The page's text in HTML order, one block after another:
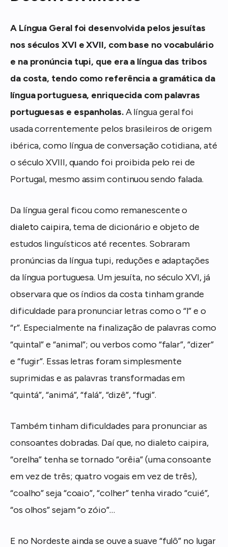
A Língua Geral foi desenvolvida pelos jesuítas
nos séculos XVI e XVII, com base no vocabulário
e na pronúncia tupi, que era a língua das tribos
da costa, tendo como referência a gramática da
língua portuguesa, enriquecida com palavras
portuguesas e espanholas.A língua geral foi
usada correntemente pelos brasileiros de origem
ibérica, como língua de conversação cotidiana, até
o século XVIII, quando foi proibida pelo rei de
Portugal, mesmo assim continuou sendo falada.
Da língua geral ficou como remanescente o
dialeto caipira, tema de dicionário e objeto de
estudos linguísticos até recentes. Sobraram
pronúncias da língua tupi, reduções e adaptações
da língua portuguesa. Um jesuíta, no século XVI, já
observara que os índios da costa tinham grande
dificuldade para pronunciar letras como o “l” e o
“r”. Especialmente na finalização de palavras como
“quintal” e “animal”; ou verbos como “falar”, “dizer”
e “fugir”. Essas letras foram simplesmente
suprimidas e as palavras transformadas em
“quintá”, “animá”, “falá”, “dizê”, “fugi”.
Também tinham dificuldades para pronunciar as
consoantes dobradas. Daí que, no dialeto caipira,
“orelha” tenha se tornado “orêia” (uma consoante
em vez de três; quatro vogais em vez de três),
“coalho” seja “coaio”, “colher” tenha virado “cuié”,
“os olhos” sejam “o zóio”…
E no Nordeste ainda se ouve a suave “fulô” no lugar